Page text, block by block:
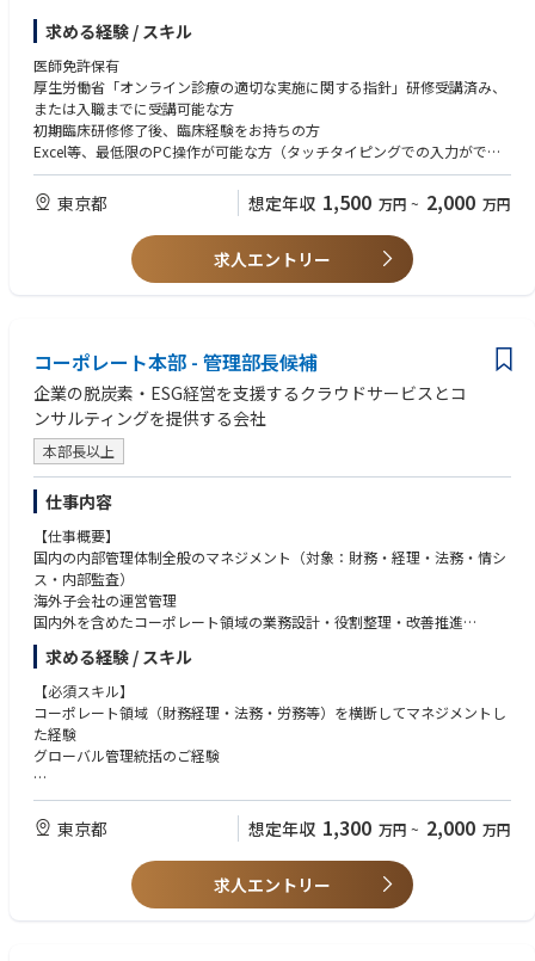
ビジネス部門と一緒に契約内容に潜む法務リスクを洗い出します。
・外部委託先管理業務
委託先の選定・評価・定期モニタリングをビジネス部門が行うための、枠
組みを策定し管理します。
・当社の新サービスのスキーム設計等、当社サービスに係る法的問題の検
証
新規事業や新サービスの企画・開発段階で、法的な実現可能性を検討し、
ビジネス部門にアドバイスします。
・顧客交付書面の作成
お客様に提供する利用規約や取引説明書、リスク説明書などを作成・管理
法令で定められた要件を満たしつつ、お客様にとって分かりやすい内容で
あることを重視します。
当局からの照会対応や立入検査時の窓口として、円滑なコミュニケーショ
ンを担います。
・暗号資産の取扱審査
新規に上場を検討する暗号資産について、法規制やマネー・ローンダリン
グ対策の観点から審査を行います。
ホワイトペーパー等を分析し、有価証券該当性や技術的なリスクを評価
し、取扱いの可否を2線の立場で判断します。
メンバー（3名程度）の業務管理・育成・評価を実施いただきます。
チーム内のタスク優先順位の最適化や他部門との円滑な合意形成に向けた
マネジメントを実施いただきます。
■本ポジションの魅力
・変化の激しい暗号資産領域で、新たな「法とルールの先駆者」になる
* 暗号資産領域は絶えず進化しており、従来の枠組みが通用しない場面が
多々あります。「法令を守るためにどのようなプロセスを取るべきか」を
自ら提示・設計する「ソリューションプロバイダー」として、事業部門と
一緒にサービスを創り上げる手応えを感じられます。
・上場グループとしての「安定感」×スタートアップの「スピード感」
* 親会社であるマネックスグループの安定した経営基盤やガバナンス体制
があるからこそ、ボラティリティや変化の速い領域にも腰を据えて挑戦で
きます。「先端分野に挑戦したいが、安定した環境で力を発揮したい」と
いう方に最適な環境です。
・元金融庁・外資系金融出身の役員のもとで高まる「リーガル×マネジメ
* 法務・コンプライアンス本部を率いるのは、弁護士・金融庁出向・外資
・次世代モバイルネットワークの実現に貢献できます。
対応件数目安：診療内容や患者様の状況により変動しますが、多い時間帯
で5〜8件/時程度を想定。
既存患者様を引き継ぐ形でのスタートとなるため、ゼロからの集患は必要
ありません。
※既存患者様の診療情報の引き継ぎにあたっては、個人情報保護法に基づ
き、本人同意の取得または適法な第三者提供の根拠を確認したうえで実施
します。
■事業推進業務
診療プロトコルの整備・品質管理
診療データをもとにしたサービス改善提案
新診療科目・新メニューの立ち上げ参画
通販・D2Cモデルと連携した医師目線でのフィードバック
院長として関与いただきますが、それ以外の経営実務は丸投げにはなりま
せん。
求める経験 / スキル
医師免許保有
厚生労働省「オンライン診療の適切な実施に関する指針」研修受講済み、
または入職までに受講可能な方
初期臨床研修修了後、臨床経験をお持ちの方
Excel等、最低限のPC操作が可能な方（タッチタイピングでの入力ができ
るレベルを想定しています）
医師としての専門性を活かしながら、診療だけでなく事業づくりや経営に
も関わりたい方
ビジネス・数字への興味・関心がある方
自由診療・美容クリニック・オンライン診療の経験
D2C・通販・サブスク型ビジネスへの理解または強い興味
東京都 想定年収 1,500 万円 ~ 2,000 万円
求人エントリー
コーポレート本部 - 管理部長候補
企業の脱炭素・ESG経営を支援するクラウドサービスとコ
ンサルティングを提供する会社
本部長以上
仕事内容
【仕事概要】
国内の内部管理体制全般のマネジメント（対象：財務・経理・法務・情シ
ス・内部監査）
海外子会社の運営管理
国内外を含めたコーポレート領域の業務設計・役割整理・改善推進
海外子会社を含むグループ全体の管理プロセス整備（決算、規程、権限設
計、モニタリング等）
M&A実施後のグループ会社に対する経営管理体制構築・運営支援
コーポレート各機能（財務経理・法務・労務・情シス等）の連携強化およ
び横断マネジメント
執行役員／現場責任者と連携した、実行可能性の高い管理体制の構築
資金調達・投資家対応（IR業務)
ら組織を作り上げるプレイングマネージャー型の役割を想定しています。
※適性に応じて国内CFO業務の一部移管も視野に入れています。
求める経験 / スキル
【必須スキル】
コーポレート領域（財務経理・法務・労務等）を横断してマネジメントし
た経験
グローバル管理統括のご経験
【歓迎スキル】
監査法人でのご経験、上場会社でのCFO経験
東京都 想定年収 1,300 万円 ~ 2,000 万円
求人エントリー